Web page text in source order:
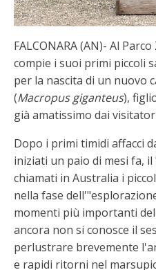
FALCONARA (AN)- Al
compie i suoi primi piccoli
per la nascita di un nuovo
(Macropus giganteus),
già amatissimo dai
Dopo i primi timidi affacci
iniziati un paio di mesi fa,
chiamati in Australia i
nella fase
momenti più importanti
ancora non si conosce il
perlustrare brevemente
e rapidi ritorni nel